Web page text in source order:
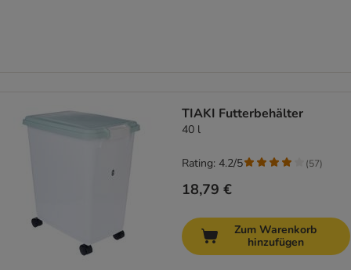
TIAKI Futterbehälter
40 l
18,79 €
Rating: 4.2/5 (57)
Zum Warenkorb
hinzufügen